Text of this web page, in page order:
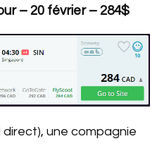
– 20 février – 284$
direct), une compagnie